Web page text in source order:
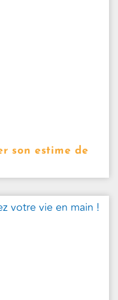
son estime de